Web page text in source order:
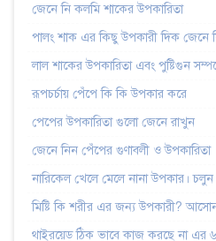
জেনে নি কলমি শাকের উপকারিতা
পালং শাক এর কিছু উপকারী দিক জেনে
লাল শাকের উপকারিতা এবং পুষ্টিগুন
রূপচর্চায় পেঁপে কি কি উপকার করে
পেপের উপকারিতা গুলো জেনে রাখুন
জেনে নিন পেঁপের গুণাবলী ও উপকারিতা
নারিকেল খেলে মেলে নানা উপকার।
মিষ্টি কি শরীর এর জন্য উপকারী?
থাইরয়েড ঠিক ভাবে কাজ করছে না এর